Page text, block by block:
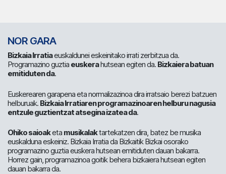
NOR GARA
Bizkaia Irratiaeuskaldunei eskeinitako irrati zerbitzua da.
Programazino guztia euskerahutsean egiten da. Bizkaiera batuan
emitiduten da.
Euskerearen garapena eta normalizazinoa dira irratsaio berezi batzuen
helburuak. Bizkaia Irratiaren programazinoaren helburu nagusia
entzule guztientzat atsegina izatea da.
Ohiko saioaketa musikalaktartekatzen dira, batez be musika
euskalduna eskeiniz. Bizkaia Irratia da Bizkaitik Bizkai osorako
programazino guztia euskera hutsean emitiduten dauan bakarra.
Horrez gain, programazinoa goitik behera bizkaiera hutsean egiten
dauan bakarra da.